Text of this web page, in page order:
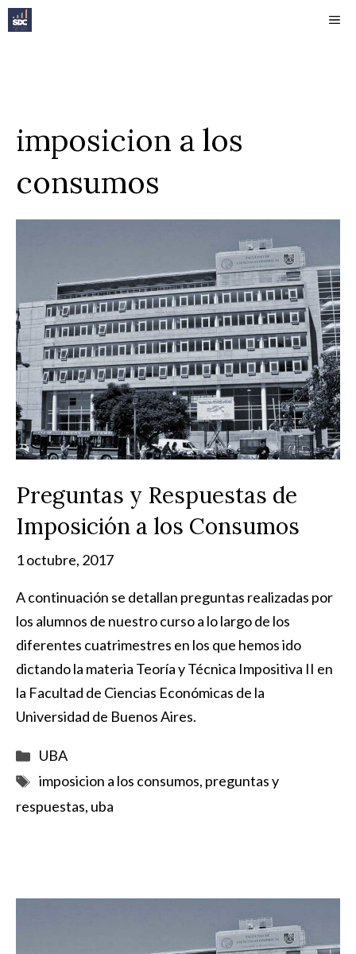
Saltar
al
imposicion a los
consumos
Preguntas y Respuestas de
Imposición a los Consumos
1 octubre, 2017
A continuación se detallan preguntas realizadas por
los alumnos de nuestro curso a lo largo de los
diferentes cuatrimestres en los que hemos ido
dictando la materia Teoría y Técnica Impositiva II en
la Facultad de Ciencias Económicas de la
Universidad de Buenos Aires.
Categorías
UBA
Etiquetas
imposicion a los consumos, preguntas y
respuestas, uba